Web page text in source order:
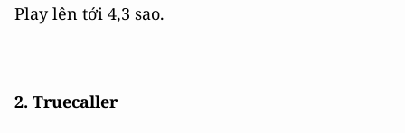
Play lên tới 4,3 sao.
2. Truecaller